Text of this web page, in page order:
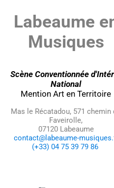
Labeaume
Musiques
Scène Conventionnée
National
Mention Art en Territoire
Mas le Récatadou, 571 chemin
Faveirolle,
07120 Labeaume
contact@labeaume-
(+33) 04 75 39 79 86